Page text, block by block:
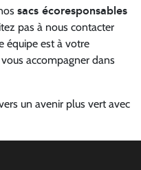
sacs écoresponsables
pas à nous contacter
équipe est à votre
accompagner dans
un avenir plus vert avec